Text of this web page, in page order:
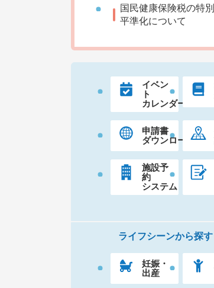
国民健康保険税の特
平準化について
イベン
ト
カレンダー
申請書
ダウンロード
施設予
約
システム
ライフシーンから探す
妊娠・
出産